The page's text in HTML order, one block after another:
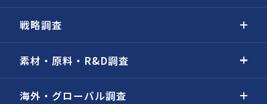
戦略調査
素材・原料・R&D調査
海外・グローバル調査